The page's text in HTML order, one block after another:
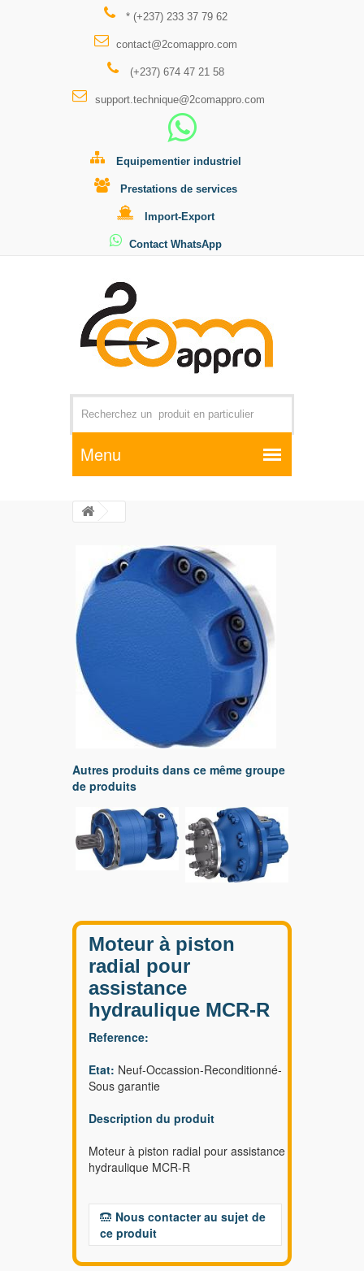
* (+237) 233 37 79 62
contact@2comappro.com
(+237) 674 47 21 58
support.technique@2comappro.com
Equipementier industriel
Prestations de services
Import-Export
Contact WhatsApp
Par exemple +distributeur +CD01
Autres produits dans ce même groupe
de produits
Moteur à piston
radial pour
assistance
hydraulique MCR-R
Reference:
Etat: Neuf-Occassion-Reconditionné-
Sous garantie
Description du produit
Moteur à piston radial pour assistance
hydraulique MCR-R
Nous contacter au sujet de
ce produit